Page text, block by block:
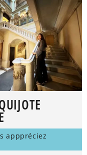
apppréciez